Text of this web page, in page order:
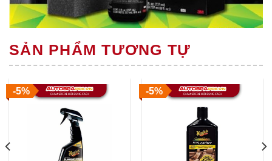
SẢN PHẨM TƯƠNG TỰ
-5% -5%